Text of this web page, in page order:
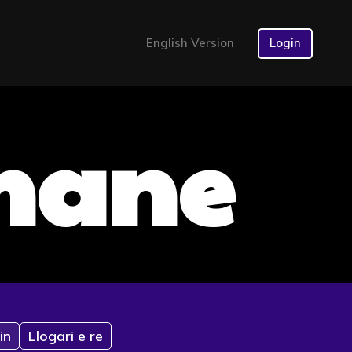
English Version Login
Llogari e re